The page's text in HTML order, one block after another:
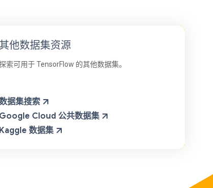
其他数据集资源
索可用于 TensorFlow 的其他数据集。
据集搜索
Google Cloud 公共数据集
Kaggle 数据集